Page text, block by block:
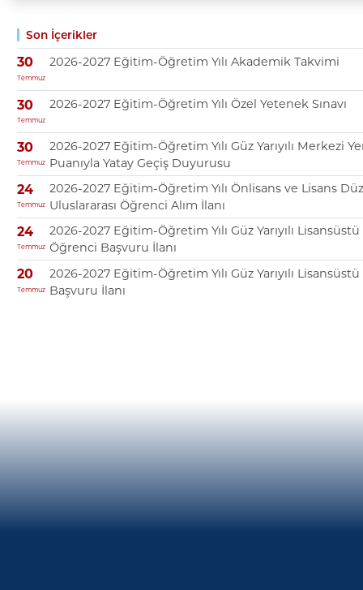
Son İçerikler
30
Temmuz
2026-2027 Eğitim-Öğretim Yılı Akademik Takvimi
30
Temmuz
2026-2027 Eğitim-Öğretim Yılı Özel Yetenek Sınavı
30
Temmuz
2026-2027 Eğitim-Öğretim Yılı Güz Yarıyılı Merkezi
Puanıyla Yatay Geçiş Duyurusu
24
Temmuz
2026-2027 Eğitim-Öğretim Yılı Önlisans ve Lisans
Uluslararası Öğrenci Alım İlanı
24
Temmuz
2026-2027 Eğitim-Öğretim Yılı Güz Yarıyılı
Öğrenci Başvuru İlanı
20
Temmuz
2026-2027 Eğitim-Öğretim Yılı Güz Yarıyılı
Başvuru İlanı